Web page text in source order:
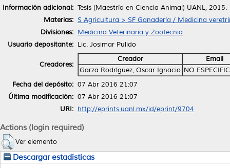
Información adicional: Tesis (Maestría en Ciencia Animal) UANL, 2015.
Materias: S Agricultura > SF Ganadería / Medicina
Divisiones: Medicina Veterinaria y Zootecnia
Usuario depositante: Lic. Josimar Pulido
Creadores:
Creador
Email
Garza Rodríguez, Oscar Ignacio NO
Fecha del depósito: 07 Abr 2016 21:07
Última modificación: 07 Abr 2016 21:07
URI: http://eprints.uanl.mx/id/eprint/9704
Actions (login required)
Ver elemento
Descargar estadísticas